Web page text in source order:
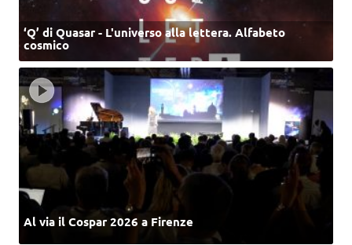
‘Q’ di Quasar - L'universo alla lettera. Alfabeto
cosmico
Al via il Cospar 2026 a Firenze